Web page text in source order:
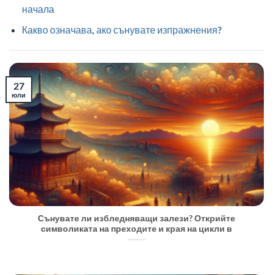
начала
Какво означава, ако сънувате изпражнения?
Сънувате ли избледняващи залези? Открийте
символиката на преходите и края на цикли в
27
юли